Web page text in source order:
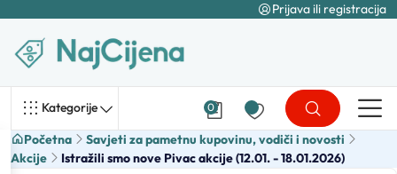
Prijava ili registracija
Kategorije 0
Početna
Savjeti za pametnu kupovinu, vodiči i novosti
Akcije
Istražili smo nove Pivac akcije (12.01. - 18.01.2026)